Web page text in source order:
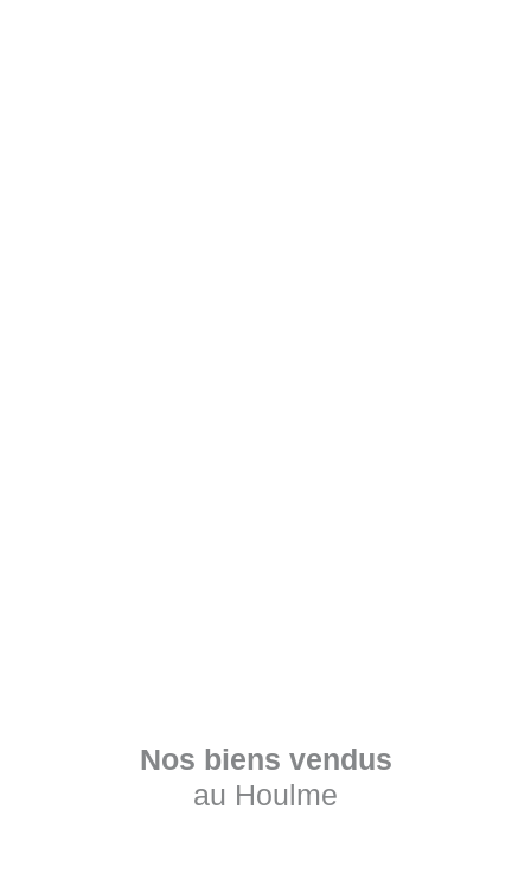
Nos biens vendus
au Houlme